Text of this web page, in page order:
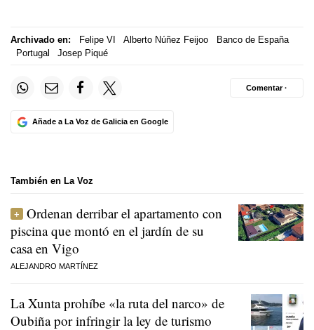
Archivado en: Felipe VI Alberto Núñez Feijoo
Banco de España
Portugal
Josep Piqué
Añade a La Voz de Galicia en Google
Comentar ·
También en La Voz
Ordenan derribar el apartamento con
piscina que montó en el jardín de su
casa en Vigo
ALEJANDRO MARTÍNEZ
La Xunta prohíbe «la ruta del narco» de
Oubiña por infringir la ley de turismo